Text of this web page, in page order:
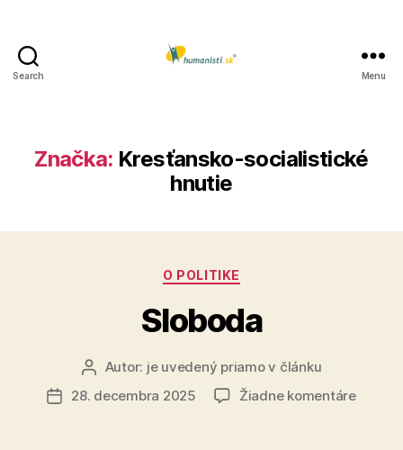
Search Menu
Značka: Kresťansko-socialistické
hnutie
Kategórie
O POLITIKE
Sloboda
Autor
článku
Autor: je uvedený priamo v článku
Dátum
28. decembra 2025 Žiadne komentárena